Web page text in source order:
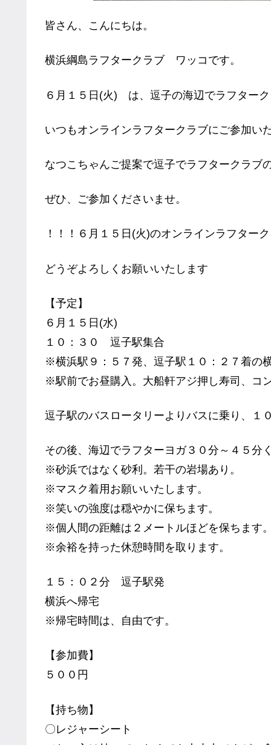
皆さん、こんにちは。
横浜綱島ラフタークラブ ワッコです。
６月１５日(火) は、逗子の海辺でラフター
いつもオンラインラフタークラブにご参加い
なつこちゃんご提案で逗子でラフタークラブ
ぜひ、ご参加くださいませ。
！！！６月１５日(火)のオンラインラフター
どうぞよろしくお願いいたします
【予定】
６月１５日(水)
１０：３０ 逗子駅集合
※横浜駅９：５７発、逗子駅１０：２７着の
※駅前でお昼購入。大船軒アジ押し寿司、コ
逗子駅のバスロータリーよりバスに乗り、１
その後、海辺でラフターヨガ３０分～４５分
※砂浜ではなく砂利。若干の岩場あり。
※マスク着用お願いいたします。
※笑いの強度は穏やかに保ちます。
※個人間の距離は２メートルほどを保ちます
※余裕を持った休憩時間を取ります。
１５：０２分 逗子駅発
横浜へ帰宅
※帰宅時間は、自由です。
【参加費】
５００円
【持ち物】
〇レジャーシート